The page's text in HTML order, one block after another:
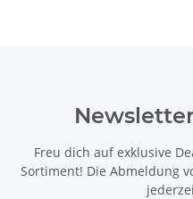
Freu dich auf exklusive
Sortiment! Die Abmeldung